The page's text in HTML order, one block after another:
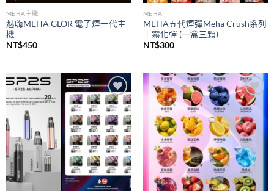
MEHA主機
魅嗨MEHA GLOR 電子煙一代主
機
NT$450
MEHA
MEHA五代煙彈Meha Crush系列
｜霧化彈 (一盒三顆)
NT$300
Add to
wishlist
Add to
wishlist